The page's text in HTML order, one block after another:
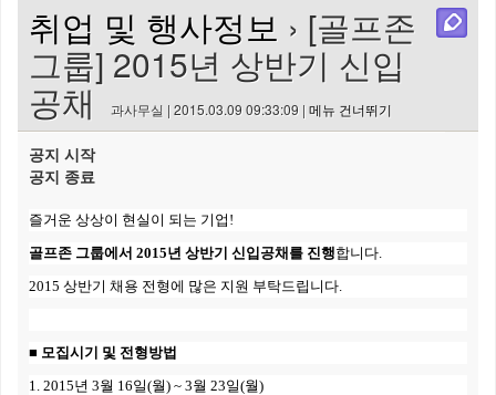
a
취업 및 행사정보 › [골프존
그룹] 2015년 상반기 신입
공채 과사무실 | 2015.03.09 09:33:09 | 메뉴 건너뛰기
공지 시작
공지 종료
즐거운 상상이 현실이 되는 기업!
골프존 그룹에서 2015년 상반기 신입공채를 진행합니다.
2015 상반기 채용 전형에 많은 지원 부탁드립니다.
■ 모집시기 및 전형방법
1. 2015년 3월 16일(월) ~ 3월 23일(월)